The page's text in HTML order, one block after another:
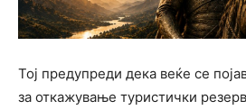
Тој предупреди дека веќе се
за откажување туристички